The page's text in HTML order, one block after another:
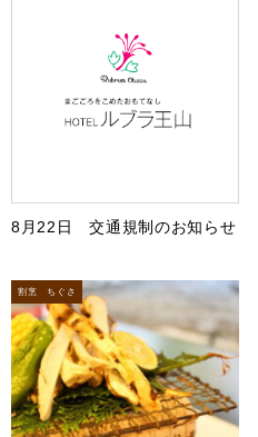
8月22日 交通規制のお知らせ
割烹 ちぐさ